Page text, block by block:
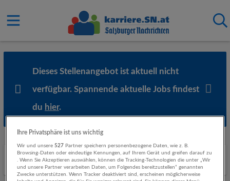
Dieses Stellenangebot ist aktuell nicht
verfügbar. Spannende aktuelle Jobs findest
du hier.
Ähnliche Stellenanzeigen
Ihre Privatsphäre ist uns wichtig
Wir und unsere527 Partner speichern personenbezogene Daten, wie z. B.
Browsing-Daten oder eindeutige Kennungen, auf Ihrem Gerät und greifen darauf zu
. Wenn Sie Akzeptieren auswählen, können die Tracking-Technologien die unter „Wir
und unsere Partner verarbeiten Daten, um Folgendes bereitzustellen“ genannten
Zwecke unterstützen. Wenn Tracker deaktiviert sind, erscheinen möglicherweise